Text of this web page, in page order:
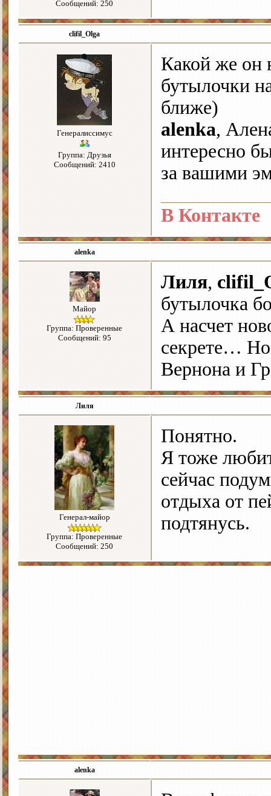
Сообщений: 250
clifil_Olga
Генералиссимус
Группа: Друзья
Сообщений: 2410
Какой же он
бутылочки
ближе)
alenka,
интересно
за вашими
В Контакте
alenka
Майор
Группа: Проверенные
Сообщений: 95
Лиля,
бутылочка
А насчет
секрете…
Вернона и
Лиля
Генерал-майор
Группа: Проверенные
Сообщений: 250
Понятно.
Я тоже
сейчас
отдыха от
подтянусь.
alenka